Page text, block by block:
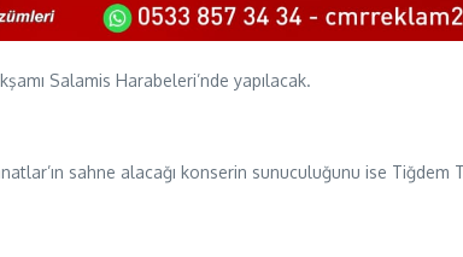
Salamis Harabeleri’nde yapılacak.
sahne alacağı konserin sunuculuğunu ise Tiğdem